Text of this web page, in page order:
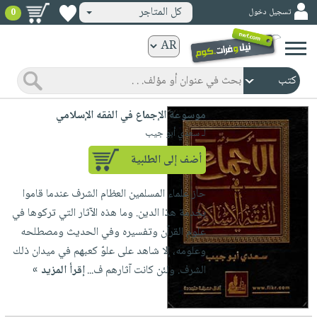
ورقية
المواضيع
صدر
حديثاً
الأكثر
مبيعاً
جوائز
شحن
مخفض
عروض
صفحات
مشوقة
كتب
الكترونية
الصفحة
الرئيسية
حديثاً
الأكثر
مجانية
كتب
صوتية
الصفحة
الرئيسية
masmu3
بلا
حدودالصفحةوسائل
تسجيل دخول كل المتاجر 0
موسوعة الإجماع في الفقه الإسلامي
لـ سعدي أبو جيب
أضف إلى الطلبية
حاز علماء المسلمين العظام الشرف عندما قاموا
بخدمة هذا الدين. وما هذه الآثار التي تركوها في
علوم القرآن وتفسيره وفي الحديث ومصطلحه
وعلومه، إلا شاهد على علوّ كعبهم في ميدان ذلك
الشرف. ولئن كانت آثارهم ف...إقرأ المزيد »